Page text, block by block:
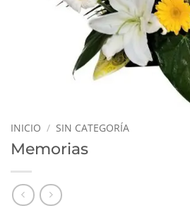
INICIO / SIN CATEGORÍA
Memorias